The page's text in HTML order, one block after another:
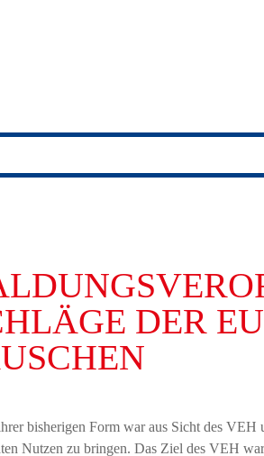
DER
bisherigen Form war aus Sicht des
Nutzen zu bringen. Das Ziel des VEH